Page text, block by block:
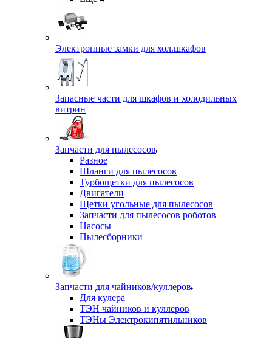
Электронные замки для хол.шкафов
Запасные части для шкафов и холодильных
витрин
Запчасти для пылесосов
Разное
Шланги для пылесосов
Турбощетки для пылесосов
Двигатели
Щетки угольные для пылесосов
Запчасти для пылесосов роботов
Насосы
Пылесборники
Запчасти для чайников/куллеров
Для кулера
ТЭН чайников и куллеров
ТЭНы Электрокипятильников